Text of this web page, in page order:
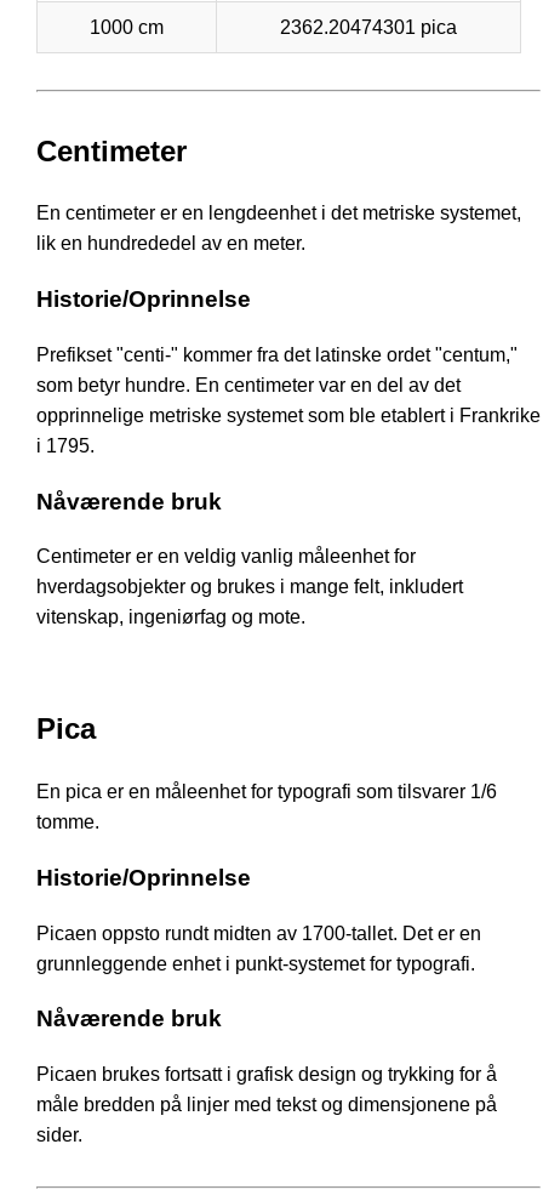
1000 cm 2362.20474301 pica
Centimeter
En centimeter er en lengdeenhet i det metriske systemet,
lik en hundrededel av en meter.
Historie/Oprinnelse
Prefikset "centi-" kommer fra det latinske ordet "centum,"
som betyr hundre. En centimeter var en del av det
opprinnelige metriske systemet som ble etablert i Frankrike
i 1795.
Nåværende bruk
Centimeter er en veldig vanlig måleenhet for
hverdagsobjekter og brukes i mange felt, inkludert
vitenskap, ingeniørfag og mote.
Pica
En pica er en måleenhet for typografi som tilsvarer 1/6
tomme.
Historie/Oprinnelse
Picaen oppsto rundt midten av 1700-tallet. Det er en
grunnleggende enhet i punkt-systemet for typografi.
Nåværende bruk
Picaen brukes fortsatt i grafisk design og trykking for å
måle bredden på linjer med tekst og dimensjonene på
sider.